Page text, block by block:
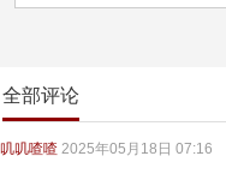
全部评论
叽叽喳喳 2025年05月18日 07:16